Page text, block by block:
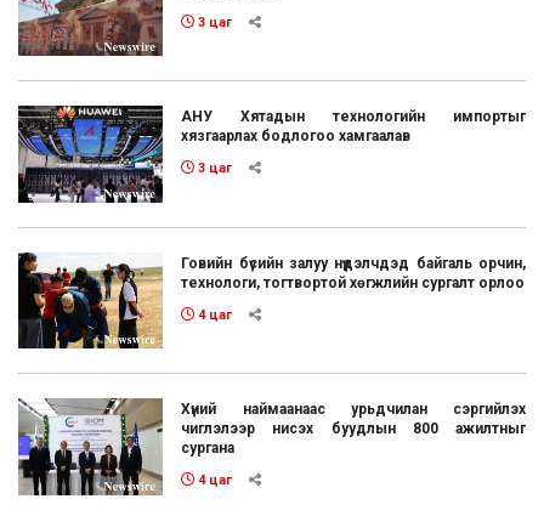
3 цаг
АНУ Хятадын технологийн импортыг
хязгаарлах бодлогоо хамгаалав
3 цаг
Говийн бүсийн залуу нүүдэлчдэд байгаль орчин,
технологи, тогтвортой хөгжлийн сургалт орлоо
4 цаг
Хүний наймаанаас урьдчилан сэргийлэх
чиглэлээр нисэх буудлын 800 ажилтныг
сургана
4 цаг